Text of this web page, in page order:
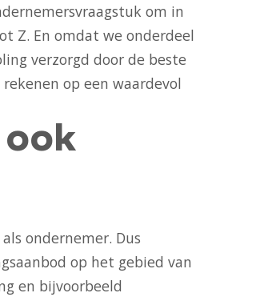
om in
Z. En omdat we onderdeel
verzorgd door de beste
op een waardevol
ondernemer. Dus
op het gebied van
en bijvoorbeeld